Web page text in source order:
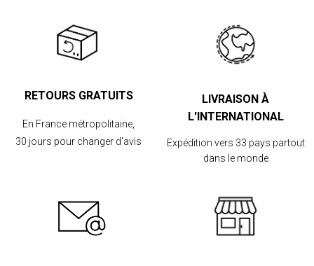
RETOURS GRATUITS
En France métropolitaine,
30 jours pour changer d'avis
LIVRAISON À
L'INTERNATIONAL
Expédition vers 33 pays partout
dans le monde